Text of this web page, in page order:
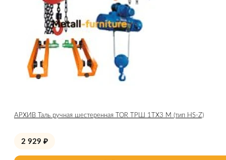
АРХИВ Таль ручная шестеренная TOR ТРШ 1ТХ3 М (тип HS-Z)
2 929 ₽